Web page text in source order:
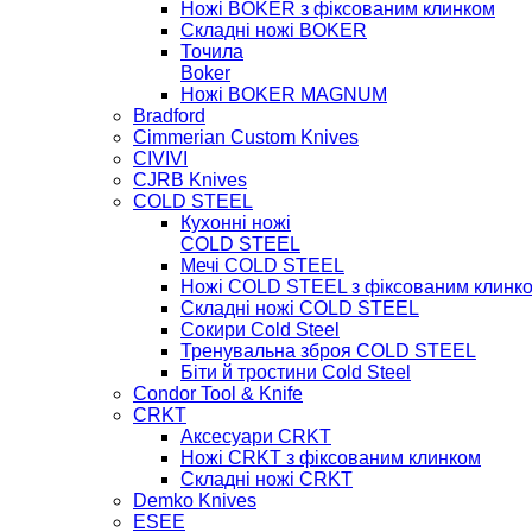
Ножі BOKER з фіксованим клинком
Складні ножі BOKER
Точила
Boker
Ножі BOKER MAGNUM
Bradford
Cimmerian Custom Knives
CIVIVI
CJRB Knives
COLD STEEL
Кухонні ножі
COLD STEEL
Мечі COLD STEEL
Ножі COLD STEEL з фіксованим
Складні ножі COLD STEEL
Сокири Cold Steel
Тренувальна зброя COLD STEEL
Біти й тростини Cold Steel
Condor Tool & Knife
CRKT
Аксесуари CRKT
Ножі CRKT з фіксованим клинком
Складні ножі CRKT
Demko Knives
ESEE